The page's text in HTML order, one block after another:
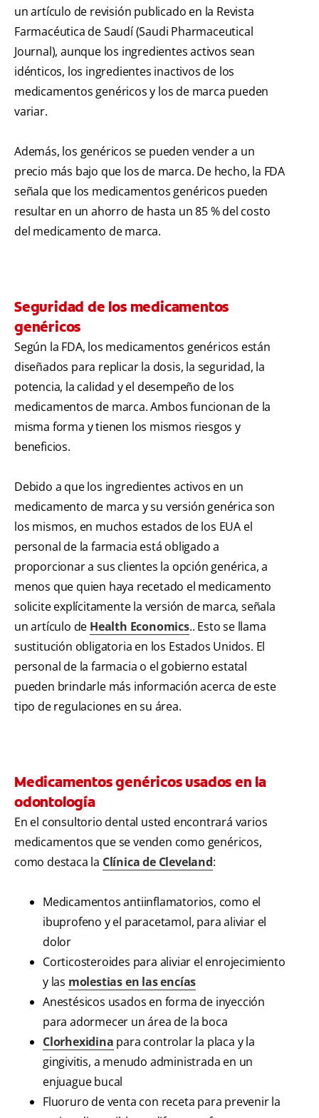
un artículo de revisión publicado en la Revista
Farmacéutica de Saudí (Saudi Pharmaceutical
Journal), aunque los ingredientes activos sean
idénticos, los ingredientes inactivos de los
medicamentos genéricos y los de marca pueden
variar.
Además, los genéricos se pueden vender a un
precio más bajo que los de marca. De hecho, la FDA
señala que los medicamentos genéricos pueden
resultar en un ahorro de hasta un 85 % del costo
del medicamento de marca.
Seguridad de los medicamentos
genéricos
Según la FDA, los medicamentos genéricos están
diseñados para replicar la dosis, la seguridad, la
potencia, la calidad y el desempeño de los
medicamentos de marca. Ambos funcionan de la
misma forma y tienen los mismos riesgos y
beneficios.
Debido a que los ingredientes activos en un
medicamento de marca y su versión genérica son
los mismos, en muchos estados de los EUA el
personal de la farmacia está obligado a
proporcionar a sus clientes la opción genérica, a
menos que quien haya recetado el medicamento
solicite explícitamente la versión de marca, señala
un artículo de Health Economics.. Esto se llama
sustitución obligatoria en los Estados Unidos. El
personal de la farmacia o el gobierno estatal
pueden brindarle más información acerca de este
tipo de regulaciones en su área.
Medicamentos genéricos usados en la
odontología
En el consultorio dental usted encontrará varios
medicamentos que se venden como genéricos,
como destaca la Clínica de Cleveland:
Medicamentos antiinflamatorios, como el
ibuprofeno y el paracetamol, para aliviar el
dolor
Corticosteroides para aliviar el enrojecimiento
y las molestias en las encías
Anestésicos usados en forma de inyección
para adormecer un área de la boca
Clorhexidina para controlar la placa y la
gingivitis, a menudo administrada en un
enjuague bucal
Fluoruro de venta con receta para prevenir la